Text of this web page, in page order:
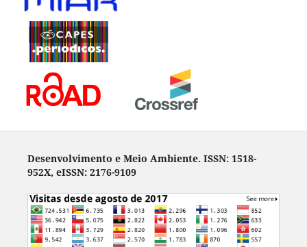
Desenvolvimento e Meio Ambiente. ISSN: 1518-
952X, eISSN: 2176-9109